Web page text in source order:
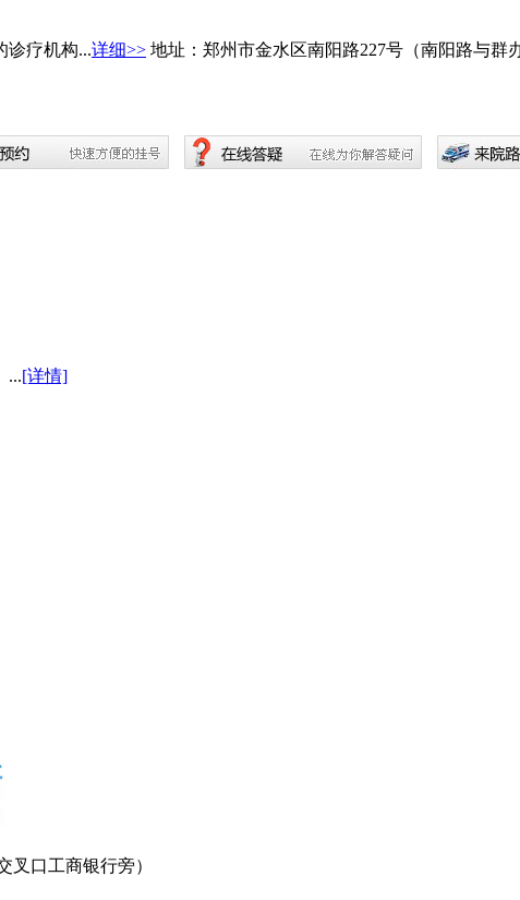
诊疗机构...详细>> 地址：郑州市金水区南阳路227号（南阳路与群
...[详情]
口工商银行旁）